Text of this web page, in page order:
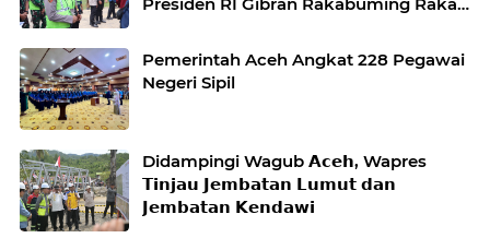
Pemerintah Aceh Angkat 228 Pegawai
Negeri Sipil
Didampingi Wagub 𝗔𝗰𝗲𝗵, Wapres
𝗧𝗶𝗻𝗷𝗮𝘂 𝗝𝗲𝗺𝗯𝗮𝘁𝗮𝗻 𝗟𝘂𝗺𝘂𝘁 𝗱𝗮𝗻
𝗝𝗲𝗺𝗯𝗮𝘁𝗮𝗻 𝗞𝗲𝗻𝗱𝗮𝘄𝗶